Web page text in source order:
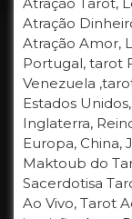
Atração
Atração Amor,
Portugal, tarot
Venezuela
Estados
Inglaterra,
Europa, China,
Maktoub do
Sacerdotisa
Ao Vivo, Tarot